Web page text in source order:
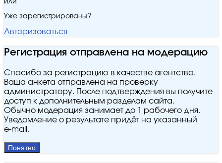
или
Уже зарегистрированы?
Авторизоваться
Регистрация отправлена на модерацию
Спасибо за регистрацию в качестве агентства.
Ваша анкета отправлена на проверку
администратору. После подтверждения вы получите
доступ к дополнительным разделам сайта.
Обычно модерация занимает до 1 рабочего дня.
Уведомление о результате придёт на указанный
e‑mail.
Понятно